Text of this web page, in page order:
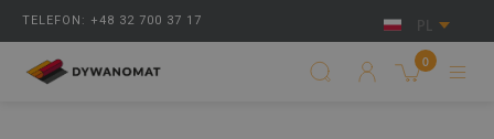
TELEFON: +48 32 700 37 17 PL
0